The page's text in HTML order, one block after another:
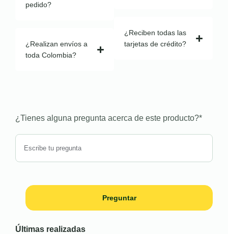
pedido?
¿Realizan envíos a
toda Colombia?
¿Reciben todas las
tarjetas de crédito?
¿Tienes alguna pregunta acerca de este producto?*
Preguntar
Últimas realizadas